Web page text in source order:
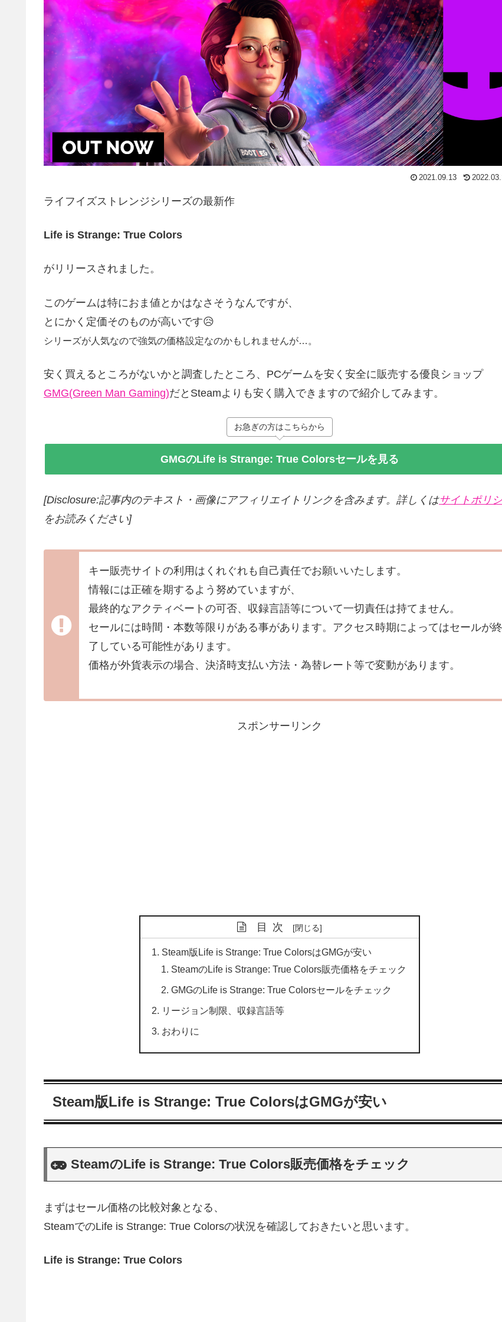
2021.09.13
ライフイズストレンジシリーズの最新作
Life is Strange: True Colors
がリリースされました。
このゲームは特におま値とかはなさそうなんですが、
とにかく定価そのものが高いです😥
シリーズが人気なので強気の価格設定なのかもしれませんが…。
安く買えるところがないかと調査したところ、PCゲームを安く安全に販売する優良ショップ
GMG(Green Man Gaming)だとSteamよりも安く購入できますので紹介してみます。
お急ぎの方はこちらから
GMGのLife is Strange: True Colorsセールを見る
[Disclosure:記事内のテキスト・画像にアフィリエイトリンクを含みます。詳しくはサイトポリ
をお読みください]
キー販売サイトの利用はくれぐれも自己責任でお願いいたします。
情報には正確を期するよう努めていますが、
最終的なアクティベートの可否、収録言語等について一切責任は持てません。
セールには時間・本数等限りがある事があります。アクセス時期によってはセールが終
了している可能性があります。
価格が外貨表示の場合、決済時支払い方法・為替レート等で変動があります。
スポンサーリンク
目次
Steam版Life is Strange: True ColorsはGMGが安い
SteamのLife is Strange: True Colors販売価格をチェック
GMGのLife is Strange: True Colorsセールをチェック
リージョン制限、収録言語等
おわりに
Steam版Life is Strange: True ColorsはGMGが安い
SteamのLife is Strange: True Colors販売価格をチェック
まずはセール価格の比較対象となる、
SteamでのLife is Strange: True Colorsの状況を確認しておきたいと思います。
Life is Strange: True Colors